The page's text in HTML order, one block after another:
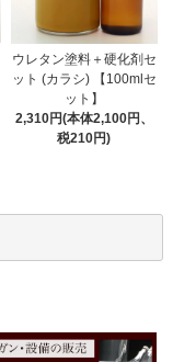
ウレタン塗料＋硬化剤セ
ット (カラシ) 【100mlセ
ット】
2,310円(本体2,100円、
税210円)